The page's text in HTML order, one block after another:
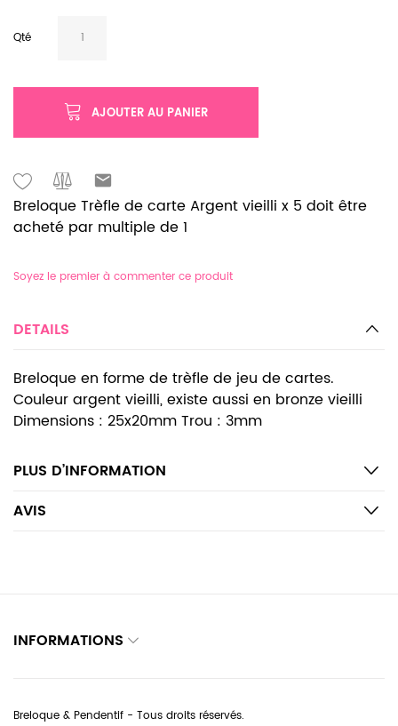
Qté
AJOUTER AU PANIER
Breloque Trèfle de carte Argent vieilli x 5 doit être
acheté par multiple de 1
Soyez le premier à commenter ce produit
DETAILS
Breloque en forme de trèfle de jeu de cartes.
Couleur argent vieilli, existe aussi en bronze vieilli
Dimensions : 25x20mm Trou : 3mm
PLUS D’INFORMATION
AVIS
INFORMATIONS
Breloque & Pendentif - Tous droits réservés.